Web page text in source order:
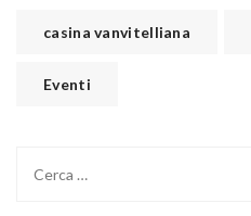
casina vanvitelliana
Eventi